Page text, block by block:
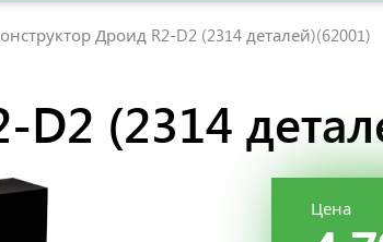
Дроид R2-D2 (2314 деталей)(62001)
D2 (2314
Цена